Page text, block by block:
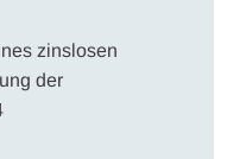
zinslosen
der